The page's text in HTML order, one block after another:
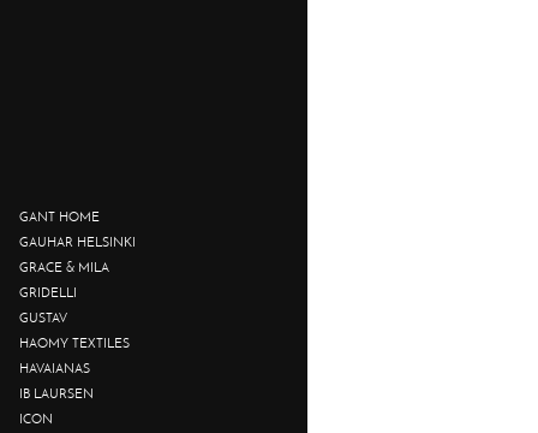
GANT HOME
GAUHAR HELSINKI
GRACE & MILA
GRIDELLI
GUSTAV
HAOMY TEXTILES
HAVAIANAS
IB LAURSEN
ICON